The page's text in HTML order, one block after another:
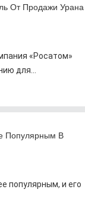
От Продажи Урана
«Росатом»
для...
Популярным В
популярным, и его